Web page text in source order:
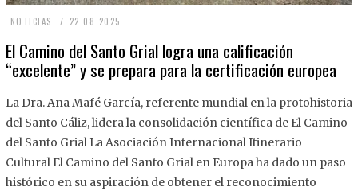
NOTICIAS 22.08.2025
.
8
2
El Camino del Santo Grial logra una calificación
“excelente” y se prepara para la certificación europea
La Dra. Ana Mafé García, referente mundial en la protohistoria
del Santo Cáliz, lidera la consolidación científica de El Camino
del Santo Grial La Asociación Internacional Itinerario
Cultural El Camino del Santo Grial en Europa ha dado un paso
histórico en su aspiración de obtener el reconocimiento